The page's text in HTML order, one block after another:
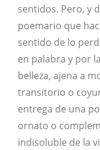
sentidos. Pero, y
poemario que
sentido de lo
en palabra y por
belleza, ajena a
transitorio o
entrega de una
ornato o
indisoluble de la